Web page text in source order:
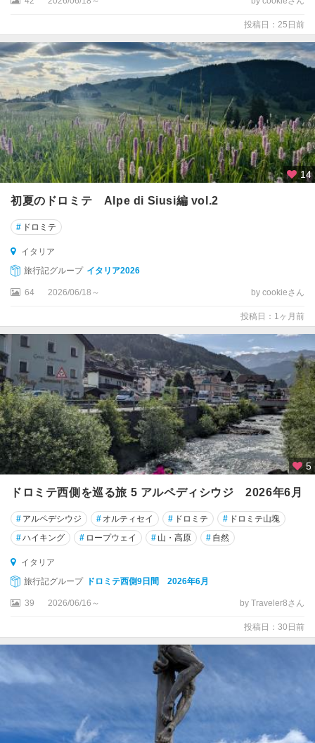
ー
ナ
イ
ェ
ー
ゾ
ロ
イ
キ
ア
島
イ
タ
リ
ウ
ル
ー
ノ
ウ
ン
ブ
リ
ア
州
ウ
ー
デ
ィ
ネ
リ
ア
ミ
投稿日：25日前
14
初夏のドロミテ Alpe di Siusi編 vol.2
# ドロミテ
イタリア
旅行記グループ イタリア2026
64 2026/06/18～ by cookieさん
投稿日：1ヶ月前
5
ドロミテ西側を巡る旅 5 アルペディシウジ 2026年6月
# アルペデシウジ # オルティセイ # ドロミテ # ドロミテ山塊
#ハイキング # ロープウェイ # 山・高原 # 自然
イタリア
旅行記グループ
ドロミテ西側9日間 2026年6月
39 2026/06/16～ by Traveler8さん
投稿日：30日前